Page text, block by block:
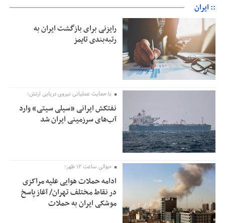
:: ایران
رایزنی برای بازگشت ایران به
رتبه‌بندی تایمز
با حمایت عملیاتی نیروی دریایی ارتش؛
نفتکش ایرانی «سیلی سیتی» وارد
آب‌های سرزمینی ایران شد
حوالی ساعت ۱۲ ظهر؛
ادامه حملات هوایی علیه مراکزی
در نقاط مختلف تهران/ آغاز پاسخ
موشکی ایران به حملات